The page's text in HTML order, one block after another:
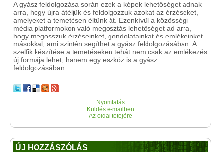
A gyász feldolgozása során ezek a képek lehetőséget adnak
arra, hogy újra átéljük és feldolgozzuk azokat az érzéseket,
amelyeket a temetésen éltünk át. Ezenkívül a közösségi
média platformokon való megosztás lehetőséget ad arra,
hogy megosszuk érzéseinket, gondolatainkat és emlékeinket
másokkal, ami szintén segíthet a gyász feldolgozásában. A
szelfik készítése a temetéseken tehát nem csak az emlékezés
új formája lehet, hanem egy eszköz is a gyász
feldolgozásában.
Nyomtatás
Küldés e-mailben
Az oldal tetejére
ÚJ HOZZÁSZÓLÁS